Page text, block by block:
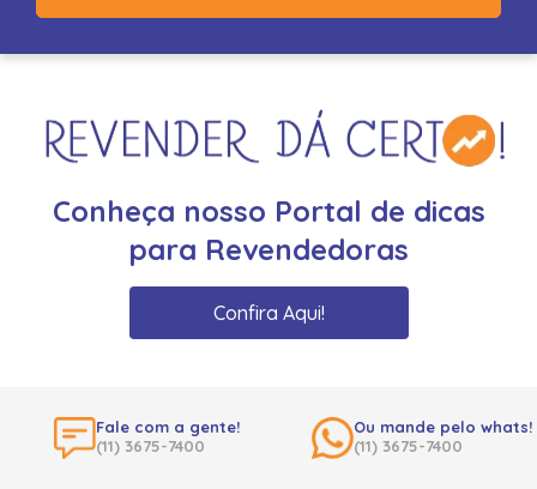
Conheça nosso Portal de dicas
para Revendedoras
Confira Aqui!
Fale com a gente!
(11) 3675-7400
Ou mande pelo whats!
(11) 3675-7400